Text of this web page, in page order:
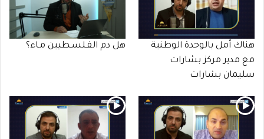
هناك أمل بالوحدة الوطنية
مع مدير مركز بشارات
سليمان بشارات
هل دم الفـلسـطيين مـاء؟